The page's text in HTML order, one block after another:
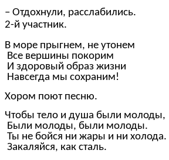
– Отдохнули, расслабились.
2-й участник.
В море прыгнем, не утонем
Все вершины покорим
И здоровый образ жизни
Навсегда мы сохраним!
Хором поют песню.
Чтобы тело и душа были молоды,
Были молоды, были молоды.
Ты не бойся ни жары и ни холода.
Закаляйся, как сталь.